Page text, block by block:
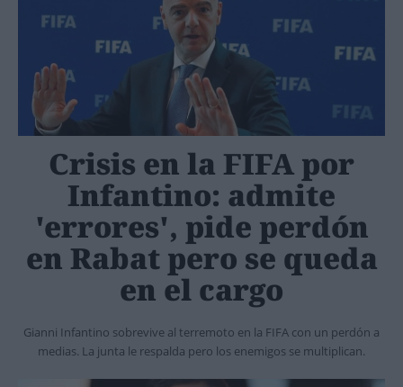
Crisis en la FIFA por
Infantino: admite
'errores', pide perdón
en Rabat pero se queda
en el cargo
Gianni Infantino sobrevive al terremoto en la FIFA con un perdón a
medias. La junta le respalda pero los enemigos se multiplican.